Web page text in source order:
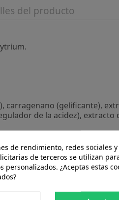
del producto
carragenano (gelificante),
de la acidez), extracto
de rendimiento, redes sociales y
de terceros se utilizan
¿Aceptas estas